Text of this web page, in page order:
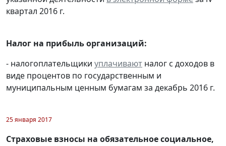
квартал 2016 г.
Налог на прибыль организаций:
- налогоплательщики уплачивают налог с доходов в
виде процентов по государственным и
муниципальным ценным бумагам за декабрь 2016 г.
25 января 2017
Страховые взносы на обязательное социальное,